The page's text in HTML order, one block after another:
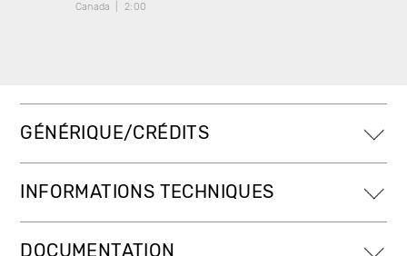
Canada
2:00
GÉNÉRIQUE/CRÉDITS
INFORMATIONS TECHNIQUES
DOCUMENTATION